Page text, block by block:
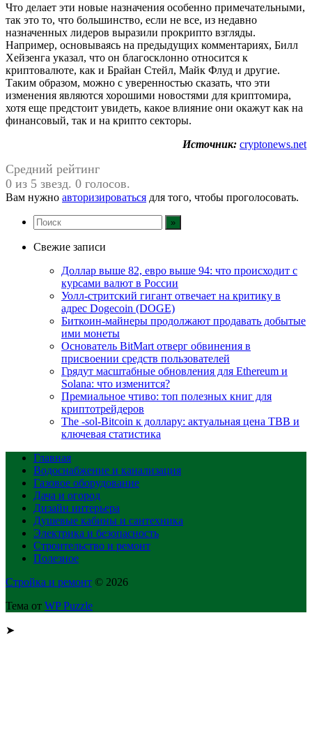
Что делает эти новые назначения особенно примечательными,
так это то, что большинство, если не все, из недавно
назначенных лидеров выразили прокрипто взгляды.
Например, основываясь на предыдущих комментариях, Билл
Хейзенга указал, что он благосклонно относится к
криптовалюте, как и Брайан Стейл, Майк Флуд и другие.
Таким образом, можно с уверенностью сказать, что эти
изменения являются хорошими новостями для криптомира,
хотя еще предстоит увидеть, какое влияние они окажут как на
финансовый, так и на крипто секторы.
Источник: cryptonews.net
Средний рейтинг
0 из 5 звезд. 0 голосов.
Вам нужно авторизироваться для того, чтобы проголосовать.
Свежие записи
Доллар выше 82, евро выше 94: что происходит с
курсами валют в России
Уолл-стритский гигант отвечает на критику в
адрес Dogecoin (DOGE)
Биткоин-майнеры продолжают продавать добытые
ими монеты
Основатель BitMart отверг обвинения в
присвоении средств пользователей
Грядут масштабные обновления для Ethereum и
Solana: что изменится?
Премиальное чтиво: топ полезных книг для
криптотрейдеров
The -sol-Bitcoin к доллару: актуальная цена TBB и
ключевая статистика
Главная
Водоснабжение и канализация
Газовое оборудование
Дача и огород
Дизайн интерьера
Душевые кабины и сантехника
Электрика и безопасность
Строительство и ремонт
Полезное
Стройка и ремонт © 2026
Тема от WP Puzzle
➤